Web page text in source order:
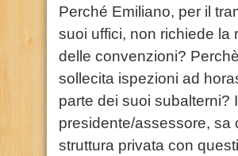
Perché Emiliano, per il
suoi uffici, non richiede la
delle convenzioni?
sollecita ispezioni ad
parte dei suoi subalterni?
presidente/assessore, sa
struttura privata con